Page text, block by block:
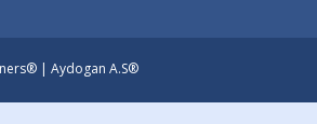
| Aydogan A.S®